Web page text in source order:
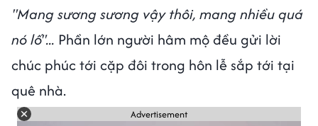
"Mang sương sương vậy thôi, mang nhiều quá
nó lố"... Phần lớn người hâm mộ đều gửi lời
chúc phúc tới cặp đôi trong hôn lễ sắp tới tại
quê nhà.
Advertisement